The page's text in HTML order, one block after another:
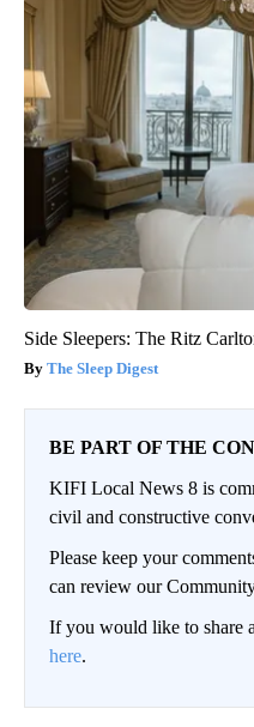
Side Sleepers: The Ritz
The Sleep Digest
BE PART OF THE
KIFI Local News 8 is
civil and constructive
Please keep your
can review our
If you would like to share
here.